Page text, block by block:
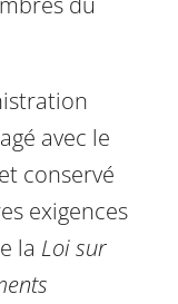
avec le
conservé
exigences
la Loi sur